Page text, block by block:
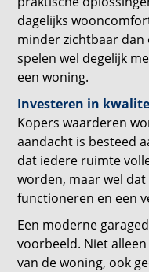
dagelijks
minder zichtbaar dan
spelen wel degelijk
een woning.
Investeren in
Kopers waarderen
aandacht is besteed
dat iedere ruimte
worden, maar wel
functioneren en een
Een moderne
voorbeeld. Niet
van de woning, ook